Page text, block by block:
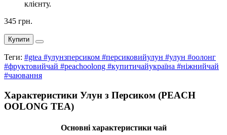
клієнту.
345 грн.
Купити
Теги: #gtea #улунзперсиком #персиковийулун #улун #оолонг
#фруктовийчай #peachoolong #купитичайукраїна #ніжнийчай
#чаювання
Характеристики Улун з Персиком (PEACH
OOLONG TEA)
Основні характеристики чай